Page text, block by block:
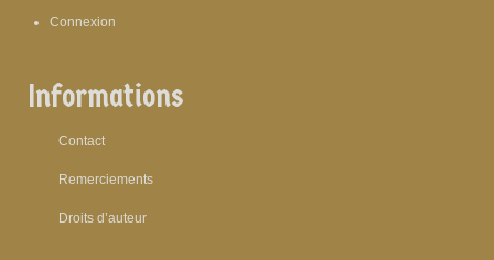
Connexion
Informations
Contact
Remerciements
Droits d’auteur